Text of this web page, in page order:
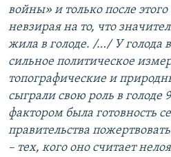
войны» и только после
невзирая на то, что
жила в голоде. /…/ У голода
сильное политическое
топографические и
сыграли свою роль в
фактором была готовность
правительства
– тех, кого оно считает